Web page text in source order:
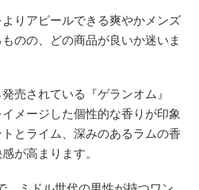
りアピールできる爽やかメンズ
のの、どの商品が良いか迷いま
売されている『ゲランオム』
メージした個性的な香りが印象
とライム、深みのあるラムの香
が高まります。